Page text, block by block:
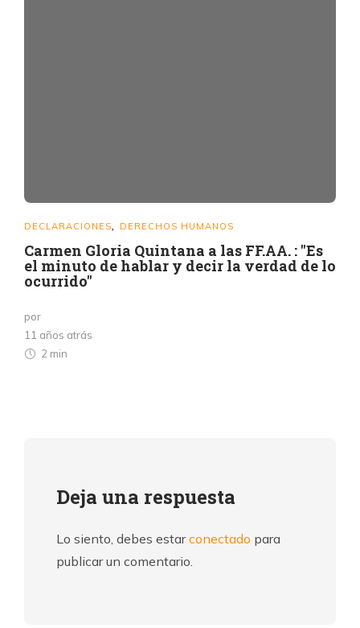
DECLARACIONES DERECHOS HUMANOS
Carmen Gloria Quintana a las FF.AA. : "Es
el minuto de hablar y decir la verdad de lo
ocurrido"
por
11 años atrás
2 min
Deja una respuesta
Lo siento, debes estarconectado para
publicar un comentario.